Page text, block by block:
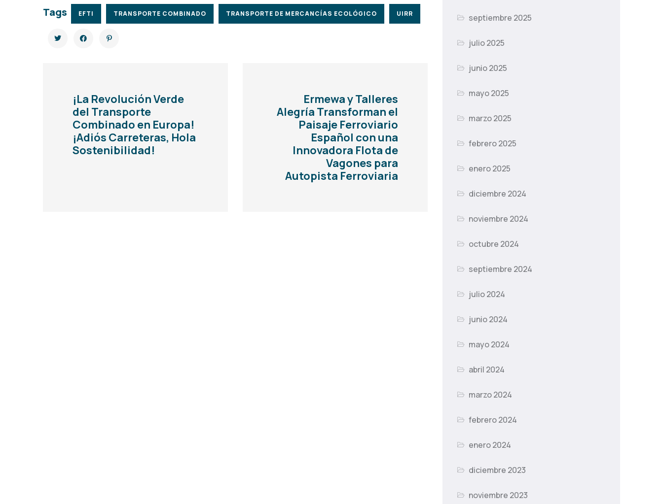
Tags EFTI TRANSPORTE COMBINADO TRANSPORTE DE MERCANCÍAS ECOLÓGICO UIRR
¡La Revolución Verde
del Transporte
Combinado en Europa!
¡Adiós Carreteras, Hola
Sostenibilidad!
Ermewa y Talleres
Alegría Transforman el
Paisaje Ferroviario
Español con una
Innovadora Flota de
Vagones para
Autopista Ferroviaria
septiembre 2025
julio 2025
junio 2025
mayo 2025
marzo 2025
febrero 2025
enero 2025
diciembre 2024
noviembre 2024
octubre 2024
septiembre 2024
julio 2024
junio 2024
mayo 2024
abril 2024
marzo 2024
febrero 2024
enero 2024
diciembre 2023
noviembre 2023